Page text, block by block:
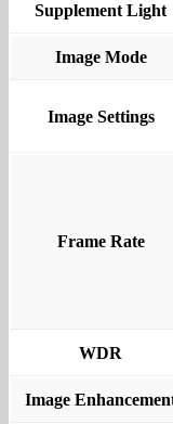
Supplement Light
Image Mode
Image Settings
Frame Rate
WDR
Image